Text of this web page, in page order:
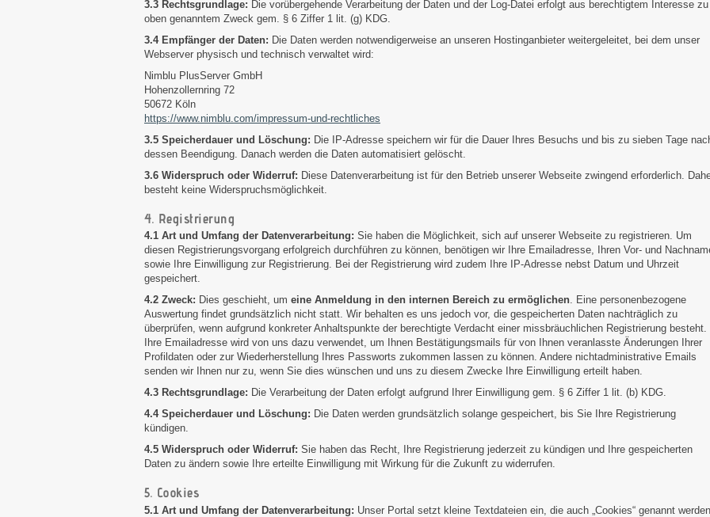
3.3 Rechtsgrundlage: Die vorübergehende Verarbeitung der Daten und der Log-Datei erfolgt aus berechtigtem Interesse zu
oben genanntem Zweck gem. § 6 Ziffer 1 lit. (g) KDG.
3.4 Empfänger der Daten: Die Daten werden notwendigerweise an unseren Hostinganbieter weitergeleitet, bei dem unser
Webserver physisch und technisch verwaltet wird:
Nimblu PlusServer GmbH
Hohenzollernring 72
50672 Köln
https://www.nimblu.com/impressum-und-rechtliches
3.5 Speicherdauer und Löschung: Die IP-Adresse speichern wir für die Dauer Ihres Besuchs und bis zu sieben Tage
dessen Beendigung. Danach werden die Daten automatisiert gelöscht.
3.6 Widerspruch oder Widerruf: Diese Datenverarbeitung ist für den Betrieb unserer Webseite zwingend erforderlich.
besteht keine Widerspruchsmöglichkeit.
4. Registrierung
4.1 Art und Umfang der Datenverarbeitung: Sie haben die Möglichkeit, sich auf unserer Webseite zu registrieren. Um
diesen Registrierungsvorgang erfolgreich durchführen zu können, benötigen wir Ihre Emailadresse, Ihren Vor- und
sowie Ihre Einwilligung zur Registrierung. Bei der Registrierung wird zudem Ihre IP-Adresse nebst Datum und Uhrzeit
gespeichert.
4.2 Zweck: Dies geschieht, um eine Anmeldung in den internen Bereich zu ermöglichen. Eine personenbezogene
Auswertung findet grundsätzlich nicht statt. Wir behalten es uns jedoch vor, die gespeicherten Daten nachträglich zu
überprüfen, wenn aufgrund konkreter Anhaltspunkte der berechtigte Verdacht einer missbräuchlichen Registrierung besteht.
Ihre Emailadresse wird von uns dazu verwendet, um Ihnen Bestätigungsmails für von Ihnen veranlasste Änderungen Ihrer
Profildaten oder zur Wiederherstellung Ihres Passworts zukommen lassen zu können. Andere nichtadministrative Emails
senden wir Ihnen nur zu, wenn Sie dies wünschen und uns zu diesem Zwecke Ihre Einwilligung erteilt haben.
4.3 Rechtsgrundlage: Die Verarbeitung der Daten erfolgt aufgrund Ihrer Einwilligung gem. § 6 Ziffer 1 lit. (b) KDG.
4.4 Speicherdauer und Löschung: Die Daten werden grundsätzlich solange gespeichert, bis Sie Ihre Registrierung
kündigen.
4.5 Widerspruch oder Widerruf: Sie haben das Recht, Ihre Registrierung jederzeit zu kündigen und Ihre gespeicherten
Daten zu ändern sowie Ihre erteilte Einwilligung mit Wirkung für die Zukunft zu widerrufen.
5. Cookies
5.1 Art und Umfang der Datenverarbeitung: Unser Portal setzt kleine Textdateien ein, die auch „Cookies“ genannt